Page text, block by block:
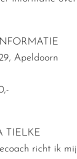
Apeldoorn
TIELKE
richt ik